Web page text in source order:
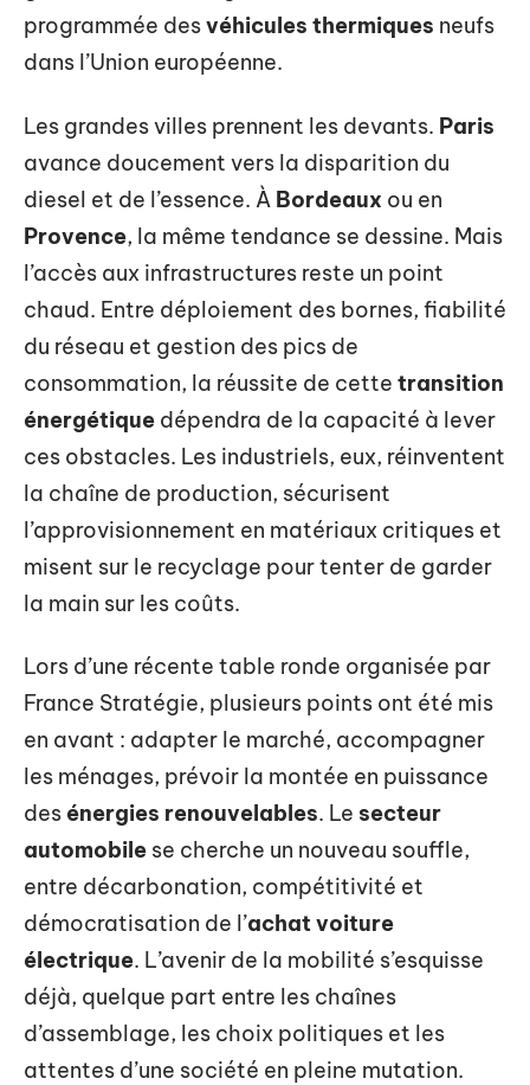
programmée desvéhicules thermiques neufs
dans l’Union européenne.
Les grandes villes prennent les devants. Paris
avance doucement vers la disparition du
diesel et de l’essence. À Bordeaux ou en
Provence, la même tendance se dessine. Mais
l’accès aux infrastructures reste un point
chaud. Entre déploiement des bornes, fiabilité
du réseau et gestion des pics de
consommation, la réussite de cette transition
énergétique dépendra de la capacité à lever
ces obstacles. Les industriels, eux, réinventent
la chaîne de production, sécurisent
l’approvisionnement en matériaux critiques et
misent sur le recyclage pour tenter de garder
la main sur les coûts.
Lors d’une récente table ronde organisée par
France Stratégie, plusieurs points ont été mis
en avant : adapter le marché, accompagner
les ménages, prévoir la montée en puissance
des énergies renouvelables. Le secteur
automobile se cherche un nouveau souffle,
entre décarbonation, compétitivité et
démocratisation de l’achat voiture
électrique. L’avenir de la mobilité s’esquisse
déjà, quelque part entre les chaînes
d’assemblage, les choix politiques et les
attentes d’une société en pleine mutation.